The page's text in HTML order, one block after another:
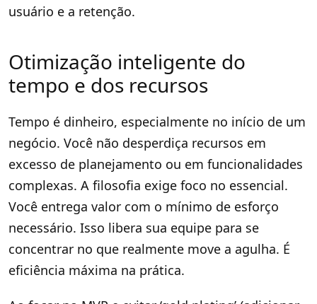
usuário e a retenção.
Otimização inteligente do
tempo e dos recursos
Tempo é dinheiro, especialmente no início de um
negócio. Você não desperdiça recursos em
excesso de planejamento ou em funcionalidades
complexas. A filosofia exige foco no essencial.
Você entrega valor com o mínimo de esforço
necessário. Isso libera sua equipe para se
concentrar no que realmente move a agulha. É
eficiência máxima na prática.